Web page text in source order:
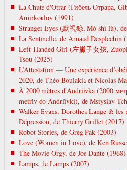
La Chute d'Otrar (Гибель Отрара,
Amirkoulov (1991)
Stranger Eyes (默視錄, Mò shì lù),
La Sentinelle, de Arnaud Desplechin
Left-Handed Girl (左撇子女孩,
Tsou (2025)
L’Attestation — Une expérience
2020, de Théo Boulakia et Nicolas
À 2000 mètres d'Andriivka (2000
metrіv do Andrіїvki), de Mstyslav
Walker Evans, Dorothea Lange & les
Dépression, de Thierry Grillet (2017)
Robot Stories, de Greg Pak (2003)
Love (Women in Love), de Ken
The Movie Orgy, de Joe Dante (1968)
Lamps, de Lamps (2007)